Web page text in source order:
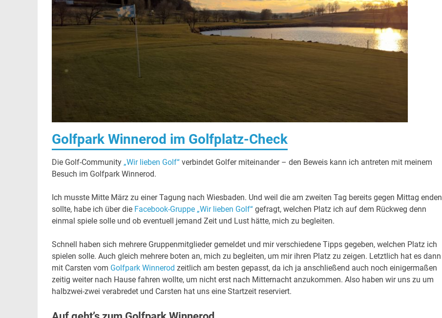
Golfpark Winnerod im Golfplatz-Check
Die Golf-Community „Wir lieben Golf“verbindet Golfer miteinander – den Beweis kann ich antreten mit meinem
Besuch im Golfpark Winnerod.
Ich musste Mitte März zu einer Tagung nach Wiesbaden. Und weil die am zweiten Tag bereits gegen Mittag enden
sollte, habe ich über die Facebook-Gruppe „Wir lieben Golf“gefragt, welchen Platz ich auf dem Rückweg denn
einmal spiele solle und ob eventuell jemand Zeit und Lust hätte, mich zu begleiten.
Schnell haben sich mehrere Gruppenmitglieder gemeldet und mir verschiedene Tipps gegeben, welchen Platz ich
spielen solle. Auch gleich mehrere boten an, mich zu begleiten, um mir ihren Platz zu zeigen. Letztlich hat es dann
mit Carsten vom Golfpark Winnerod zeitlich am besten gepasst, da ich ja anschließend auch noch einigermaßen
zeitig weiter nach Hause fahren wollte, um nicht erst nach Mitternacht anzukommen. Also haben wir uns zu um
halbzwei-zwei verabredet und Carsten hat uns eine Startzeit reserviert.